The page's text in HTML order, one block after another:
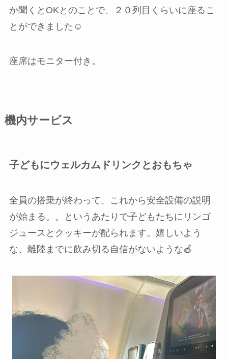
か聞くとOKとのことで、２０列目くらいに座るこ
とができました☺️
座席はモニター付き。
機内サービス
子どもにウェルカムドリンクとおもちゃ
全員の搭乗が終わって、これから安全設備の説明
が始まる。。というあたりで子どもたちにリンゴ
ジュースとクッキーが配られます。嬉しいよう
な、離陸までに飲み切る自信がないような🍎